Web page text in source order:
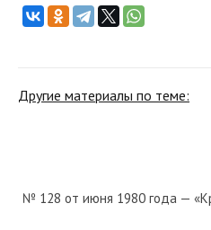
Другие материалы по теме:
№ 128 от июня 1980 года —